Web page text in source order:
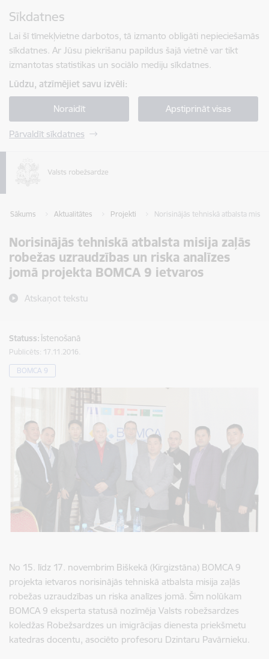
Sīkdatnes
Lai šī tīmekļvietne darbotos, tā izmanto obligāti nepieciešamās
sīkdatnes. Ar Jūsu piekrišanu papildus šajā vietnē var tikt
izmantotas statistikas un sociālo mediju sīkdatnes.
Lūdzu, atzīmējiet savu izvēli:
Noraidīt Apstiprināt visas
Pārvaldīt sīkdatnes
Sākums Aktualitātes Projekti Norisinājās tehniskā atbalsta
Norisinājās tehniskā atbalsta misija zaļās
robežas uzraudzības un riska analīzes
jomā projekta BOMCA 9 ietvaros
Atskaņot tekstu
Statuss:Īstenošanā
Publicēts: 17.11.2016.
BOMCA 9
No 15. līdz 17. novembrim Biškekā (Kirgizstāna) BOMCA 9
projekta ietvaros norisinājās tehniskā atbalsta misija zaļās
robežas uzraudzības un riska analīzes jomā. Šim nolūkam
BOMCA 9 eksperta statusā nozīmēja Valsts robežsardzes
koledžas Robežsardzes un imigrācijas dienesta priekšmetu
katedras docentu, asociēto profesoru Dzintaru Pavārnieku.